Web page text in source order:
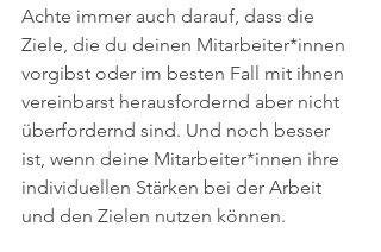
Achte immer auch darauf, dass die
Ziele, die du deinen Mitarbeiter*innen
vorgibst oder im besten Fall mit ihnen
vereinbarst herausfordernd aber nicht
überfordernd sind. Und noch besser
ist, wenn deine Mitarbeiter*innen ihre
individuellen Stärken bei der Arbeit
und den Zielen nutzen können.